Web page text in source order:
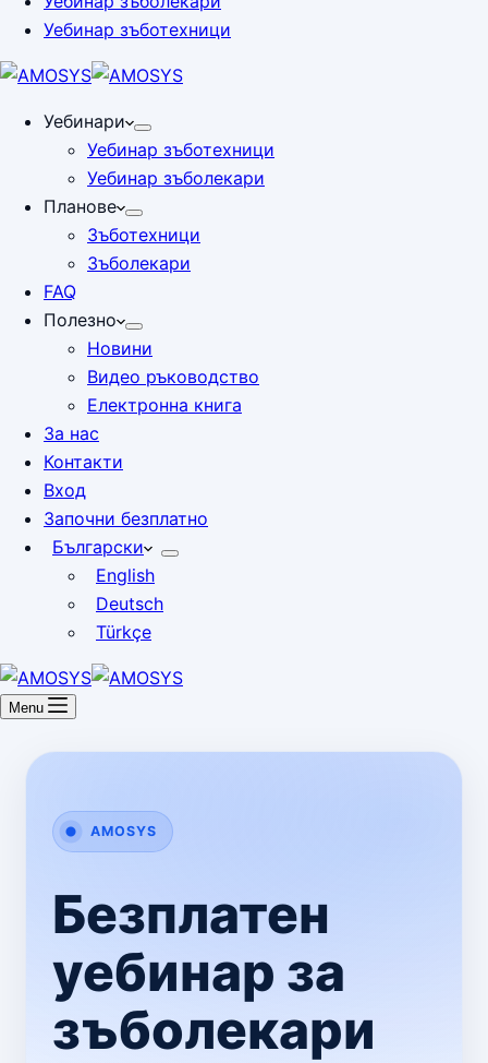
Уебинар зъботехници
Уебинари
Уебинар зъботехници
Уебинар зъболекари
Планове
Зъботехници
Зъболекари
FAQ
Полезно
Новини
Видео ръководство
Електронна книга
За нас
Контакти
Вход
Започни безплатно
Български
English
Deutsch
Türkçe
Menu
Безплатен
уебинар за
зъболекари